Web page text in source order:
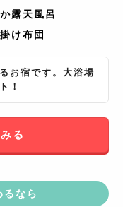
露天風呂
け布団
お宿です。大浴場
！
る
るなら